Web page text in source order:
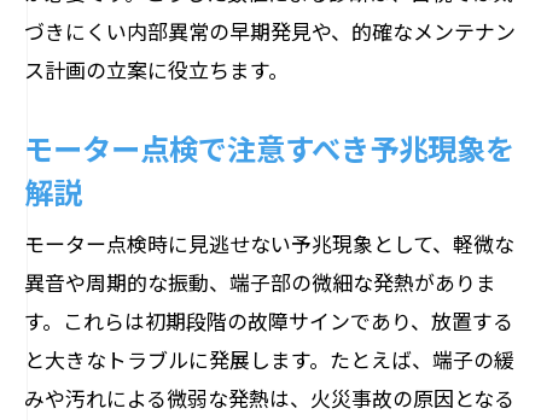
づきにくい内部異常の早期発見や、的確なメンテナン
ス計画の立案に役立ちます。
モーター点検で注意すべき予兆現象を
解説
モーター点検時に見逃せない予兆現象として、軽微な
異音や周期的な振動、端子部の微細な発熱がありま
す。これらは初期段階の故障サインであり、放置する
と大きなトラブルに発展します。たとえば、端子の緩
みや汚れによる微弱な発熱は、火災事故の原因となる